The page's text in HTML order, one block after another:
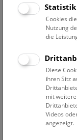
Sa 8.8.
Augmented
Eine Zeitreise für
Multimedia-Show
faszinierende
Statistik
Cookies
Nutzung
die
Diese
ihren Sitz
mit
Videos
angezeigt.